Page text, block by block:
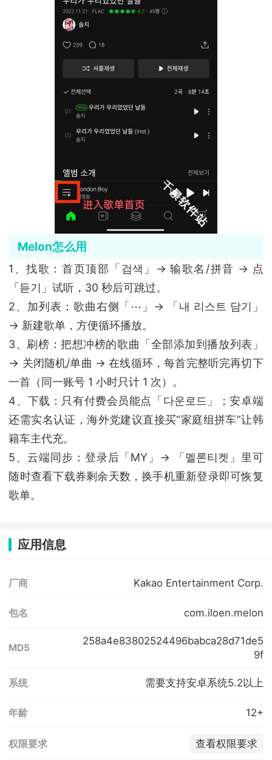
Melon怎么用
1、找歌：首页顶部「검색」→ 输歌名/拼音 → 点
「듣기」试听，30 秒后可跳过。
2、加列表：歌曲右侧「⋯」→ 「내 리스트 담기」
→ 新建歌单，方便循环播放。
3、刷榜：把想冲榜的歌曲「全部添加到播放列表」
→ 关闭随机/单曲 → 在线循环，每首完整听完再切下
一首（同一账号 1 小时只计 1 次）。
4、下载：只有付费会员能点「다운로드」；安卓端
还需实名认证，海外党建议直接买“家庭组拼车”让韩
籍车主代充。
5、云端同步：登录后「MY」→ 「멜론티켓」里可
随时查看下载券剩余天数，换手机重新登录即可恢复
歌单。
应用信息
厂商 Kakao Entertainment Corp.
包名 com.iloen.melon
MD5
258a4e83802524496babca28d71de5
9f
系统 需要支持安卓系统5.2以上
年龄 12+
权限要求 查看权限要求